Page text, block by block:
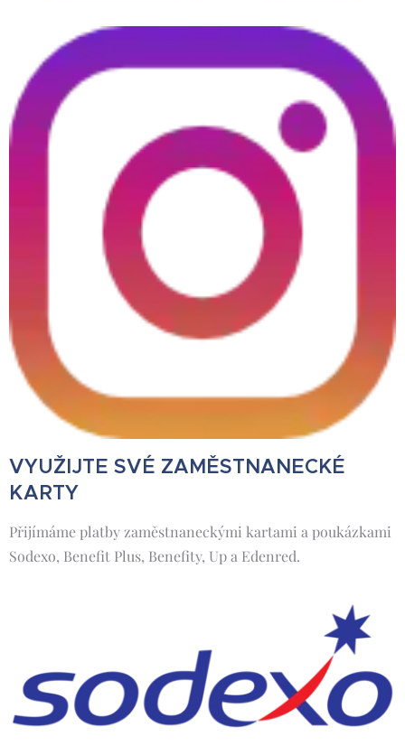
VYUŽIJTE SVÉ ZAMĚSTNANECKÉ
KARTY
Přijímáme platby zaměstnaneckými kartami a poukázkami
Sodexo, Benefit Plus, Benefity, Up a Edenred.